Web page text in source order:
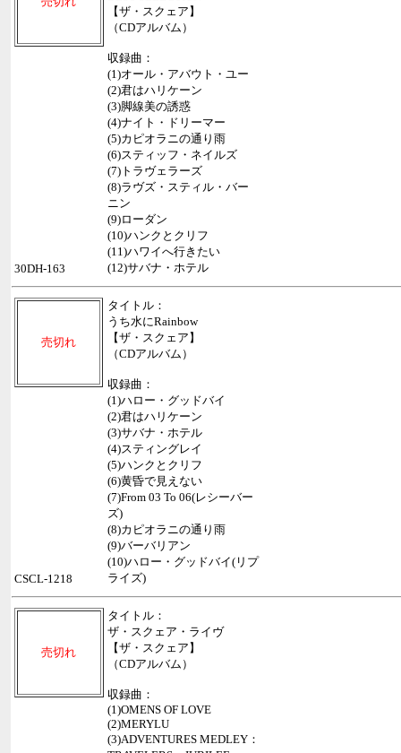
【ザ・スクェア】
（CDアルバム）
収録曲：
(1)オール・アバウト・ユー
(2)君はハリケーン
(3)脚線美の誘惑
(4)ナイト・ドリーマー
(5)カピオラニの通り雨
(6)スティッフ・ネイルズ
(7)トラヴェラーズ
(8)ラヴズ・スティル・バー
ニン
(9)ローダン
(10)ハンクとクリフ
(11)ハワイへ行きたい
(12)サバナ・ホテル
30DH-163
売切れ
タイトル：
うち水にRainbow
【ザ・スクェア】
（CDアルバム）
収録曲：
(1)ハロー・グッドバイ
(2)君はハリケーン
(3)サバナ・ホテル
(4)スティングレイ
(5)ハンクとクリフ
(6)黄昏で見えない
(7)From 03 To 06(レシーバー
ズ)
(8)カピオラニの通り雨
(9)バーバリアン
(10)ハロー・グッドバイ(リプ
ライズ)
CSCL-1218
売切れ
タイトル：
ザ・スクェア・ライヴ
【ザ・スクェア】
（CDアルバム）
収録曲：
(1)OMENS OF LOVE
(2)MERYLU
(3)ADVENTURES MEDLEY：